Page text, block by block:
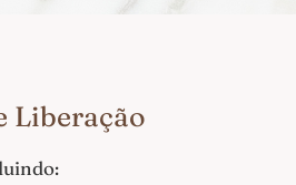
Liberação